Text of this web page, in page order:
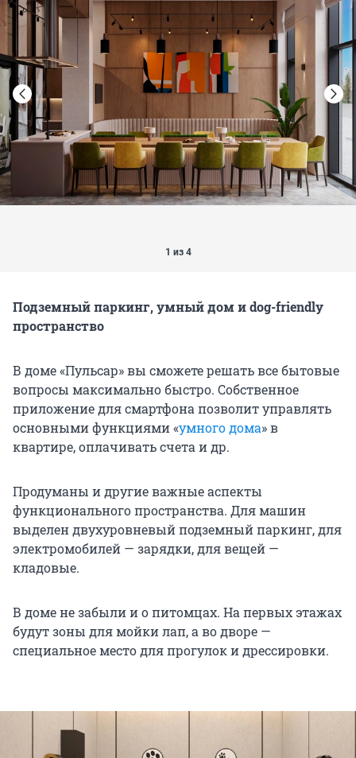
1 из 4
Подземный паркинг, умный дом и dog-friendly
пространство
В доме «Пульсар» вы сможете решать все бытовые
вопросы максимально быстро. Собственное
приложение для смартфона позволит управлять
основными функциями «умного дома» в
квартире, оплачивать счета и др.
Продуманы и другие важные аспекты
функционального пространства. Для машин
выделен двухуровневый подземный паркинг, для
электромобилей — зарядки, для вещей —
кладовые.
В доме не забыли и о питомцах. На первых этажах
будут зоны для мойки лап, а во дворе —
специальное место для прогулок и дрессировки.